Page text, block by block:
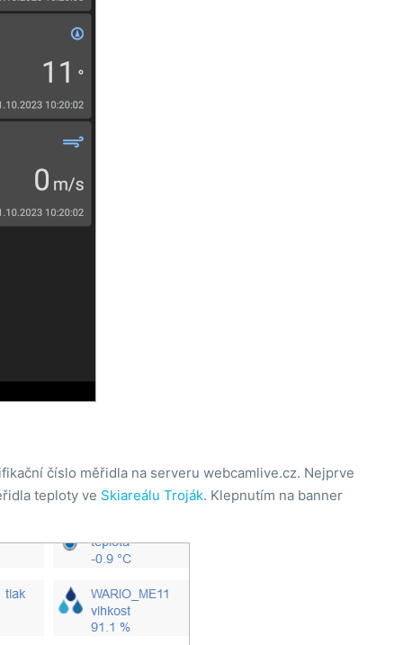
číslo měřidla na serveru webcamlive.cz. Nejprve
teploty ve Skiareálu Troják. Klepnutím na banner